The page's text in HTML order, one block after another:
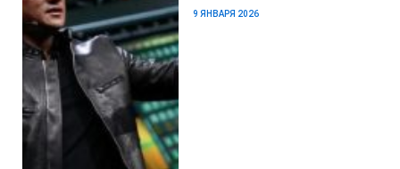
9 ЯНВАРЯ 2026